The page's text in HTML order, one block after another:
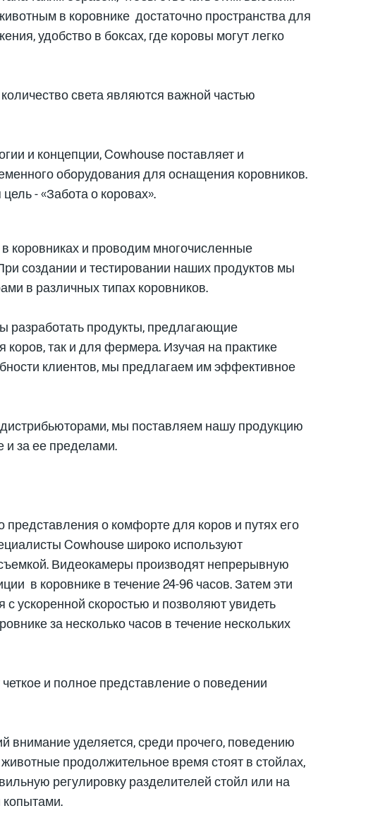
в коровнике достаточно пространства для
удобство в боксах, где коровы могут легко
света являются важной частью
и концепции, Cowhouse поставляет и
оборудования для оснащения коровников.
- «Забота о коровах».
и проводим многочисленные
создании и тестировании наших продуктов мы
в различных типах коровников.
разработать продукты, предлагающие
так и для фермера. Изучая на практике
клиентов, мы предлагаем им эффективное
мы поставляем нашу продукцию
за ее пределами.
о комфорте для коров и путях его
Cowhouse широко используют
Видеокамеры производят непрерывную
в коровнике в течение 24-96 часов. Затем эти
с ускоренной скоростью и позволяют увидеть
за несколько часов в течение нескольких
и полное представление о поведении
внимание уделяется, среди прочего, поведению
продолжительное время стоят в стойлах,
регулировку разделителей стойл или на